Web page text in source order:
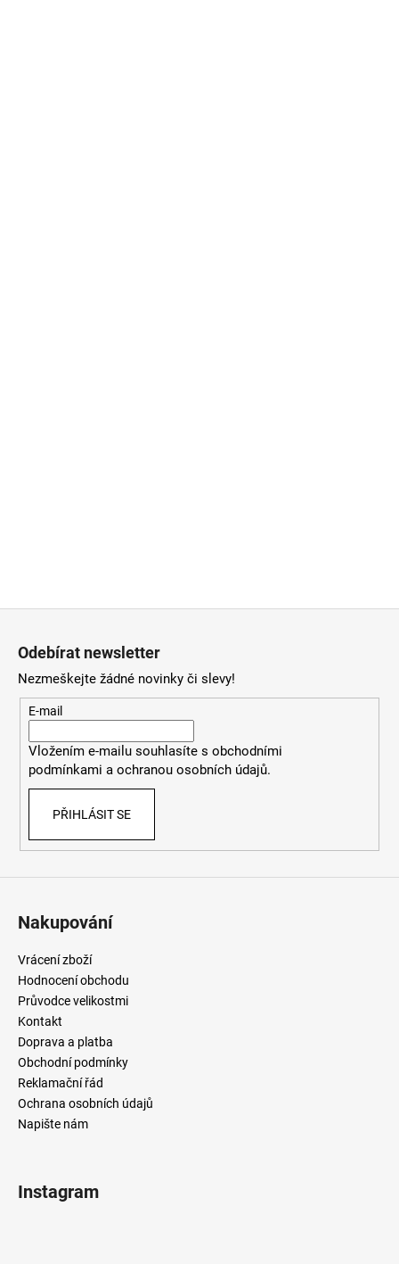
Odebírat newsletter
Nezmeškejte žádné novinky či slevy!
E-mail
Vložením e-mailu souhlasítes obchodními
podmínkami a ochranou osobních údajů.
PŘIHLÁSIT SE
Nakupování
Vrácení zboží
Hodnocení obchodu
Průvodce velikostmi
Kontakt
Doprava a platba
Obchodní podmínky
Reklamační řád
Ochrana osobních údajů
Napište nám
Instagram